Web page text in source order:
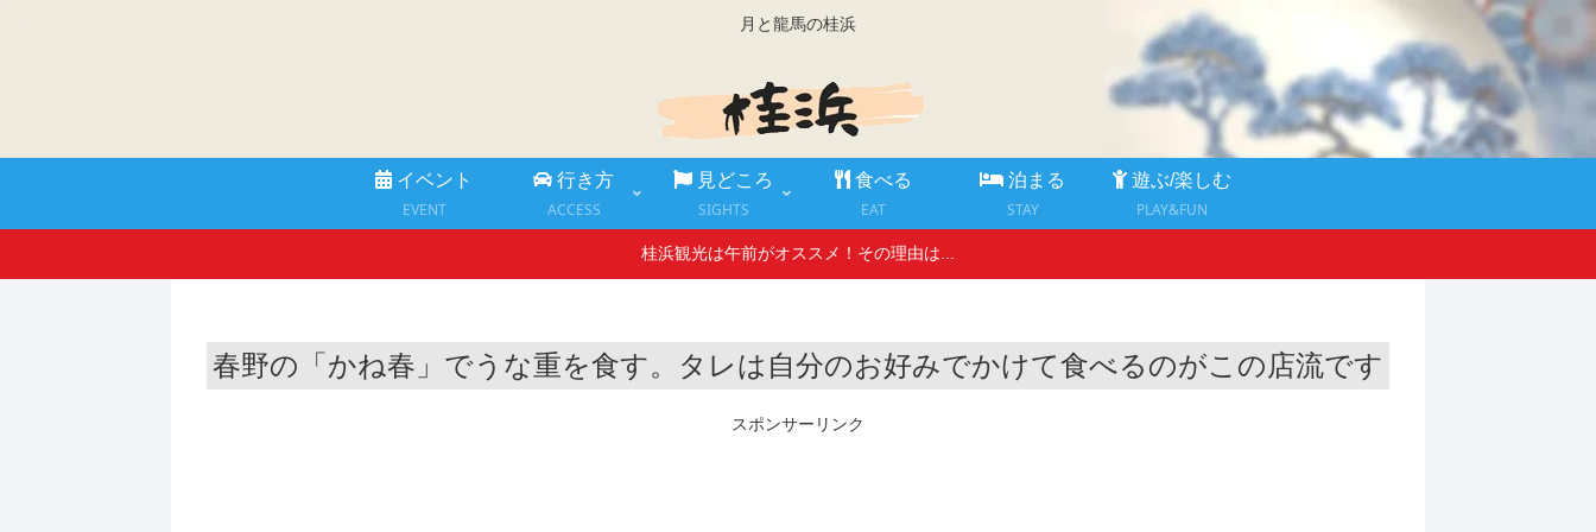
月と龍馬の桂浜
イベント
EVENT
行き方
ACCESS
見どころ
SIGHTS
食べる
EAT
泊まる
STAY
遊ぶ/楽しむ
PLAY&FUN
桂浜観光は午前がオススメ！その理由は...
春野の「かね春」でうな重を食す。タレは自分のお好みでかけて食べるのがこの店流です
スポンサーリンク